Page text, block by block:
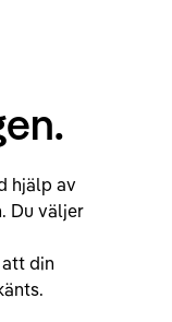
hjälp av
Du väljer
din